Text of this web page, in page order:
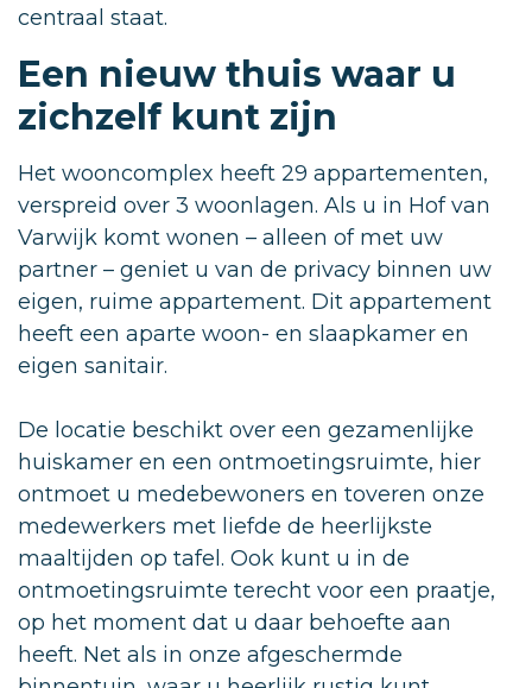
centraal staat.
Een nieuw thuis waar u
zichzelf kunt zijn
Het wooncomplex heeft 29 appartementen,
verspreid over 3 woonlagen. Als u in Hof van
Varwijk komt wonen – alleen of met uw
partner – geniet u van de privacy binnen uw
eigen, ruime appartement. Dit appartement
heeft een aparte woon- en slaapkamer en
eigen sanitair.
De locatie beschikt over een gezamenlijke
huiskamer en een ontmoetingsruimte, hier
ontmoet u medebewoners en toveren onze
medewerkers met liefde de heerlijkste
maaltijden op tafel. Ook kunt u in de
ontmoetingsruimte terecht voor een praatje,
op het moment dat u daar behoefte aan
heeft. Net als in onze afgeschermde